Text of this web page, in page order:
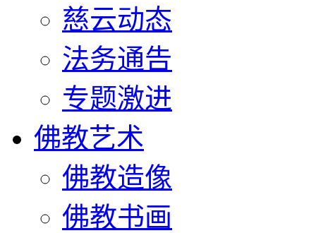
慈云动态
法务通告
专题激进
佛教艺术
佛教造像
佛教书画